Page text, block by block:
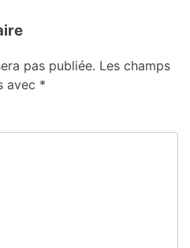
pas publiée. Les champs
avec *